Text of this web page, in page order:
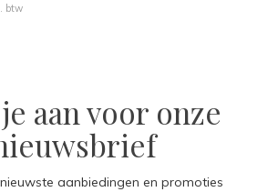
btw
aan voor onze
aanbiedingen en promoties